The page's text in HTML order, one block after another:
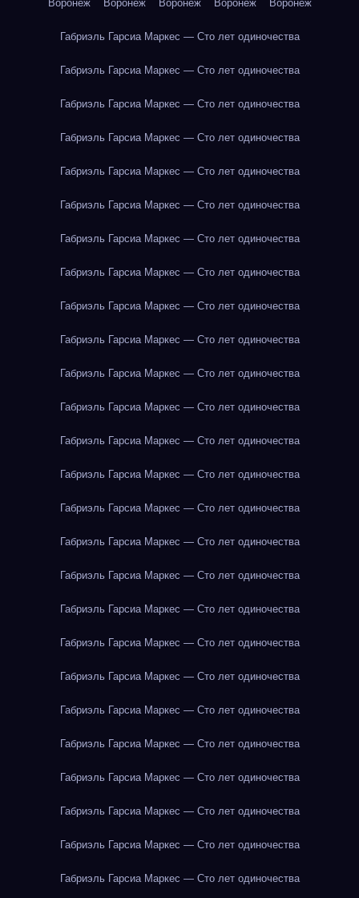
Воронеж Воронеж Воронеж Воронеж Воронеж
Габриэль Гарсиа Маркес — Сто лет одиночества
Габриэль Гарсиа Маркес — Сто лет одиночества
Габриэль Гарсиа Маркес — Сто лет одиночества
Габриэль Гарсиа Маркес — Сто лет одиночества
Габриэль Гарсиа Маркес — Сто лет одиночества
Габриэль Гарсиа Маркес — Сто лет одиночества
Габриэль Гарсиа Маркес — Сто лет одиночества
Габриэль Гарсиа Маркес — Сто лет одиночества
Габриэль Гарсиа Маркес — Сто лет одиночества
Габриэль Гарсиа Маркес — Сто лет одиночества
Габриэль Гарсиа Маркес — Сто лет одиночества
Габриэль Гарсиа Маркес — Сто лет одиночества
Габриэль Гарсиа Маркес — Сто лет одиночества
Габриэль Гарсиа Маркес — Сто лет одиночества
Габриэль Гарсиа Маркес — Сто лет одиночества
Габриэль Гарсиа Маркес — Сто лет одиночества
Габриэль Гарсиа Маркес — Сто лет одиночества
Габриэль Гарсиа Маркес — Сто лет одиночества
Габриэль Гарсиа Маркес — Сто лет одиночества
Габриэль Гарсиа Маркес — Сто лет одиночества
Габриэль Гарсиа Маркес — Сто лет одиночества
Габриэль Гарсиа Маркес — Сто лет одиночества
Габриэль Гарсиа Маркес — Сто лет одиночества
Габриэль Гарсиа Маркес — Сто лет одиночества
Габриэль Гарсиа Маркес — Сто лет одиночества
Габриэль Гарсиа Маркес — Сто лет одиночества